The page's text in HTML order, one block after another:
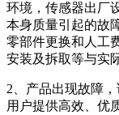
环境，传感器出厂
本身质量引起的故
零部件更换和人工
安装及拆取等与实
2、产品出现故障
用户提供高效、优